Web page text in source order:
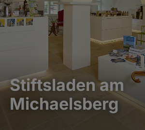
Stiftsladen am
Michaelsberg